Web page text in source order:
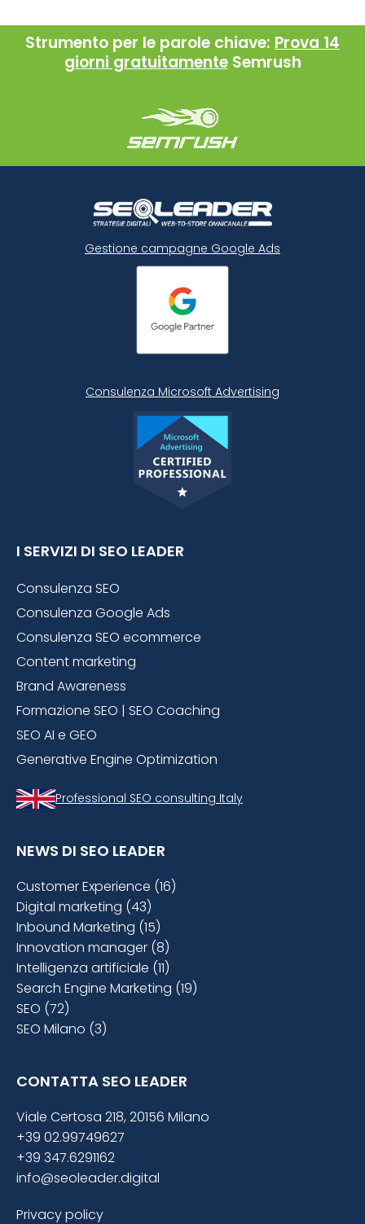
Strumento per le parole chiave: Prova 14
giorni gratuitamente Semrush
Gestione campagne Google Ads
Consulenza Microsoft Advertising
I SERVIZI DI SEO LEADER
Consulenza SEO
Consulenza Google Ads
Consulenza SEO ecommerce
Content marketing
Brand Awareness
Formazione SEO | SEO Coaching
SEO AI e GEO
Generative Engine Optimization
Professional SEO consulting Italy
NEWS DI SEO LEADER
Customer Experience (16)
Digital marketing (43)
Inbound Marketing (15)
Innovation manager (8)
Intelligenza artificiale (11)
Search Engine Marketing (19)
SEO (72)
SEO Milano (3)
CONTATTA SEO LEADER
Viale Certosa 218, 20156 Milano
+39 02.99749627
+39 347.6291162
info@seoleader.digital
Privacy policy